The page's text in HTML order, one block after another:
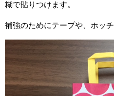
糊で貼りつけます。
補強のためにテープや、ホッ